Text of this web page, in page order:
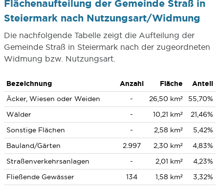
Flächenaufteilung der Gemeinde Straß in
Steiermark nach Nutzungsart/Widmung
Die nachfolgende Tabelle zeigt die Aufteilung der
Gemeinde Straß in Steiermark nach der zugeordneten
Widmung bzw. Nutzungsart.
Bezeichnung Anzahl Fläche
Anteil
Äcker, Wiesen oder Weiden
- 26,50 km²
55,70%
Wälder
- 10,21 km²
21,46%
Sonstige Flächen
- 2,58 km²
5,42%
Bauland/Gärten
2.997 2,30 km²
4,83%
Straßenverkehrsanlagen
- 2,01 km²
4,23%
Fließende Gewässer
134 1,58 km²
3,32%